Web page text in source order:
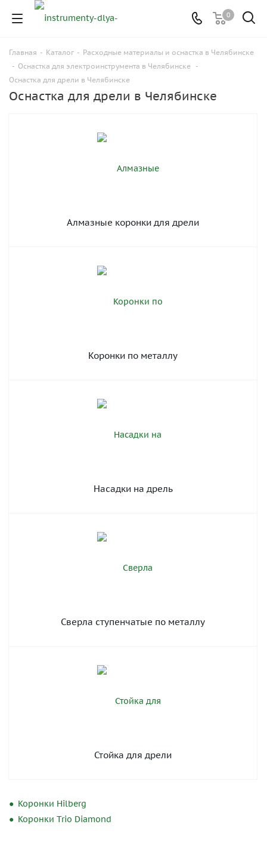
0
Главная - Каталог - Расходные материалы и оснастка в Челябинске
- Оснастка для электроинструмента в Челябинске -
Оснастка для дрели в Челябинске
Оснастка для дрели в Челябинске
Алмазные коронки для дрели
Коронки по металлу
Насадки на дрель
Сверла ступенчатые по металлу
Стойка для дрели
Коронки Hilberg
Коронки Trio Diamond